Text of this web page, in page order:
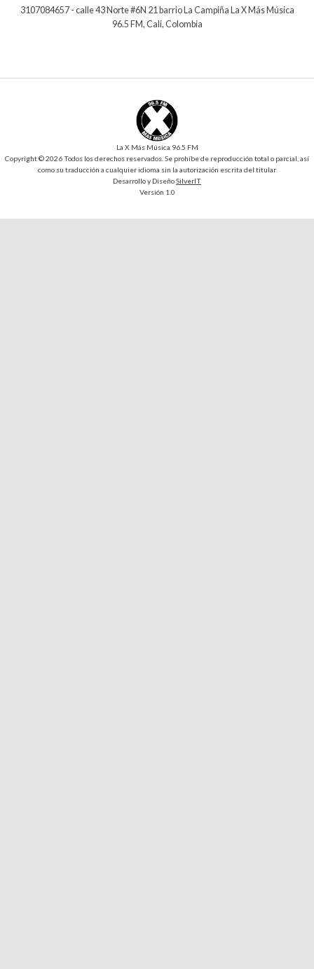
3107084657 - calle 43 Norte #6N 21 barrio La Campiña La X Más Música
96.5 FM, Cali, Colombia
La X Más Música 96.5 FM
Copyright © 2026 Todos los derechos reservados. Se prohíbe de reproducción total o parcial, así
como su traducción a cualquier idioma sin la autorización escrita del titular.
Desarrollo y DiseñoSilverIT
Versión 1.0